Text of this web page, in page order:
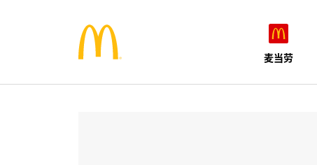
麦当劳